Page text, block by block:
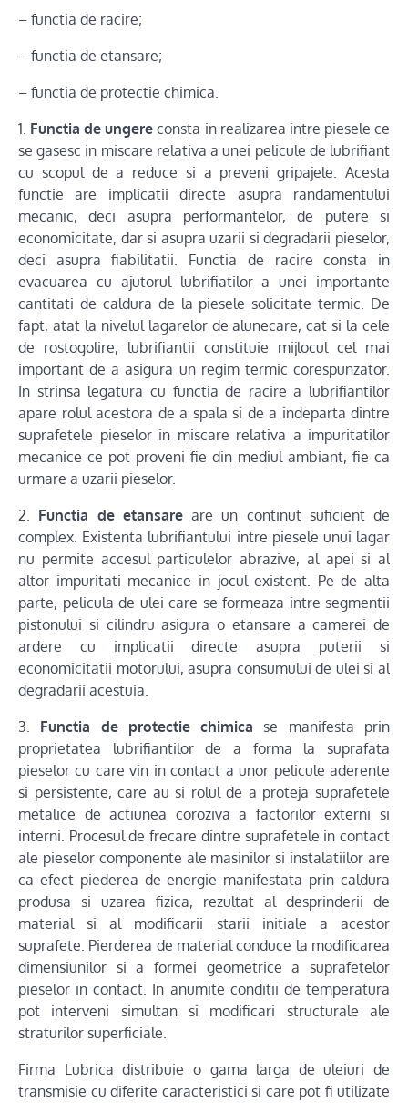
– functia de racire;
– functia de etansare;
– functia de protectie chimica.
1. Functia de ungere consta in realizarea intre piesele ce
se gasesc in miscare relativa a unei pelicule de lubrifiant
cu scopul de a reduce si a preveni gripajele. Acesta
functie are implicatii directe asupra randamentului
mecanic, deci asupra performantelor, de putere si
economicitate, dar si asupra uzarii si degradarii pieselor,
deci asupra fiabilitatii. Functia de racire consta in
evacuarea cu ajutorul lubrifiatilor a unei importante
cantitati de caldura de la piesele solicitate termic. De
fapt, atat la nivelul lagarelor de alunecare, cat si la cele
de rostogolire, lubrifiantii constituie mijlocul cel mai
important de a asigura un regim termic corespunzator.
In strinsa legatura cu functia de racire a lubrifiantilor
apare rolul acestora de a spala si de a indeparta dintre
suprafetele pieselor in miscare relativa a impuritatilor
mecanice ce pot proveni fie din mediul ambiant, fie ca
urmare a uzarii pieselor.
2. Functia de etansareare un continut suficient de
complex. Existenta lubrifiantului intre piesele unui lagar
nu permite accesul particulelor abrazive, al apei si al
altor impuritati mecanice in jocul existent. Pe de alta
parte, pelicula de ulei care se formeaza intre segmentii
pistonului si cilindru asigura o etansare a camerei de
ardere cu implicatii directe asupra puterii si
economicitatii motorului, asupra consumului de ulei si al
degradarii acestuia.
3. Functia de protectie chimica se manifesta prin
proprietatea lubrifiantilor de a forma la suprafata
pieselor cu care vin in contact a unor pelicule aderente
si persistente, care au si rolul de a proteja suprafetele
metalice de actiunea coroziva a factorilor externi si
interni. Procesul de frecare dintre suprafetele in contact
ale pieselor componente ale masinilor si instalatiilor are
ca efect piederea de energie manifestata prin caldura
produsa si uzarea fizica, rezultat al desprinderii de
material si al modificarii starii initiale a acestor
suprafete. Pierderea de material conduce la modificarea
dimensiunilor si a formei geometrice a suprafetelor
pieselor in contact. In anumite conditii de temperatura
pot interveni simultan si modificari structurale ale
straturilor superficiale.
Firma Lubrica distribuie o gama larga de uleiuri de
transmisie cu diferite caracteristici si care pot fi utilizate